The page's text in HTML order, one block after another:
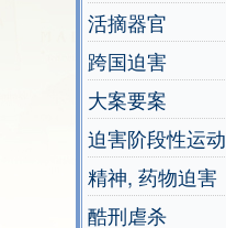
活摘器官
跨国迫害
大案要案
迫害阶段性运动
精神, 药物迫害
酷刑虐杀